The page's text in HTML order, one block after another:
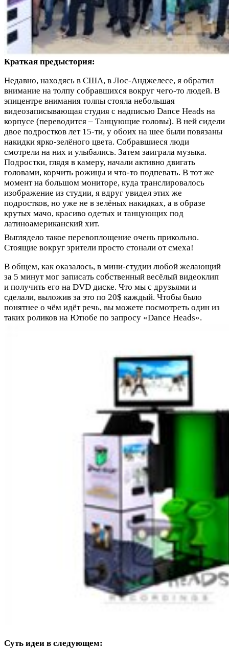
Краткая предыстория:
Недавно, находясь в США, в Лос-Анджелесе, я обратил
внимание на толпу собравшихся вокруг чего-то людей. В
эпицентре внимания толпы стояла небольшая
видеозаписывающая студия с надписью Dance Heads на
корпусе (переводится – Танцующие головы). В ней сидели
двое подростков лет 15-ти, у обоих на шее были повязаны
накидки ярко-зелёного цвета. Собравшиеся люди
смотрели на них и улыбались. Затем заиграла музыка.
Подростки, глядя в камеру, начали активно двигать
головами, корчить рожицы и что-то подпевать. В тот же
момент на большом мониторе, куда транслировалось
изображение из студии, я вдруг увидел этих же
подростков, но уже не в зелёных накидках, а в образе
крутых мачо, красиво одетых и танцующих под
латиноамериканский хит.
Выглядело такое перевоплощение очень прикольно.
Стоящие вокруг зрители просто стонали от смеха!
В общем, как оказалось, в мини-студии любой желающий
за 5 минут мог записать собственный весёлый видеоклип
и получить его на DVD диске. Что мы с друзьями и
сделали, выложив за это по 20$ каждый. Чтобы было
понятнее о чём идёт речь, вы можете посмотреть один из
таких роликов на Ютюбе по запросу «Dance Heads».
Суть идеи в следующем: